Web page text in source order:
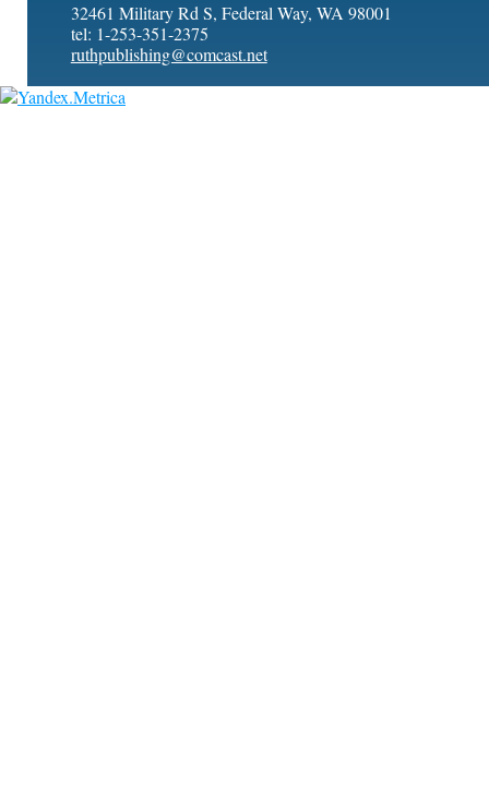
32461 Military Rd S, Federal Way, WA 98001
tel: 1-253-351-2375
ruthpublishing@comcast.net